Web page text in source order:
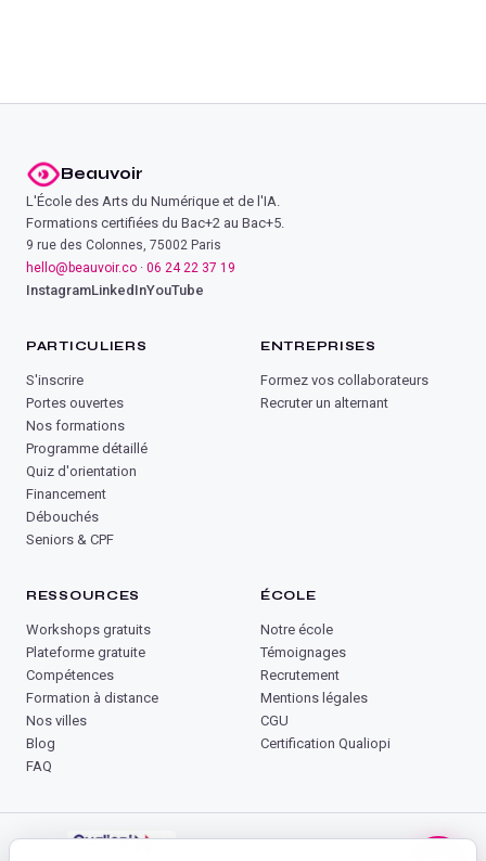
Beauvoir
L'École des Arts du Numérique et de l'IA.
Formations certifiées du Bac+2 au Bac+5.
9 rue des Colonnes, 75002 Paris
hello@beauvoir.co · 06 24 22 37 19
InstagramLinkedInYouTube
PARTICULIERS
S'inscrire
Portes ouvertes
Nos formations
Programme détaillé
Quiz d'orientation
Financement
Débouchés
Seniors & CPF
ENTREPRISES
Formez vos collaborateurs
Recruter un alternant
RESSOURCES
Workshops gratuits
Plateforme gratuite
Compétences
Formation à distance
Nos villes
Blog
FAQ
ÉCOLE
Notre école
Témoignages
Recrutement
Mentions légales
CGU
Certification Qualiopi